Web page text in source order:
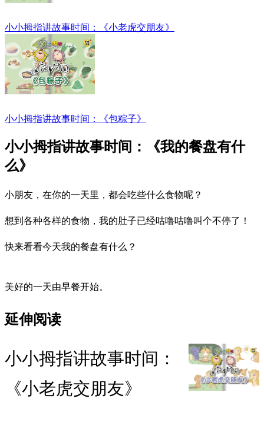
小小拇指讲故事时间：《小老虎交朋友》
小小拇指讲故事时间：《包粽子》
小小拇指讲故事时间：《我的餐盘有什
么》
小朋友，在你的一天里，都会吃些什么食物呢？
想到各种各样的食物，我的肚子已经咕噜咕噜叫个不停了！
快来看看今天我的餐盘有什么？
美好的一天由早餐开始。
延伸阅读
小小拇指讲故事时间：
《小老虎交朋友》